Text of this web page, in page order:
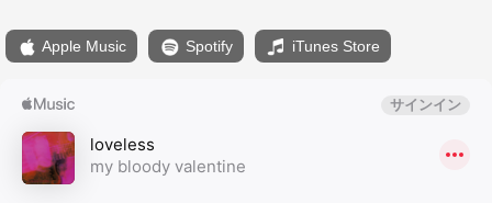
Apple Music Spotify iTunes Store